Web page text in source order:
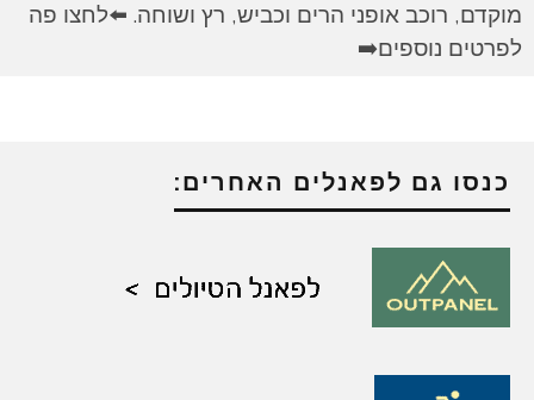
מוקדם, רוכב אופני הרים וכביש, רץ ושוחה. ⬅️לחצו פה
לפרטים נוספים➡️
כנסו גם לפאנלים האחרים: